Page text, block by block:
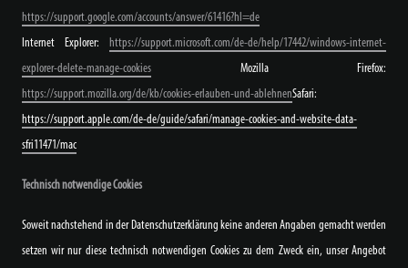
https://support.google.com/accounts/answer/61416?hl=de
Internet Explorer:
https://support.microsoft.com/de-de/help/17442/windows-internet-
explorer-delete-manage-cookies
Mozilla Firefox:
https://support.mozilla.org/de/kb/cookies-erlauben-und-ablehnenSafari:
https://support.apple.com/de-de/guide/safari/manage-cookies-and-website-data-
sfri11471/mac
Technisch notwendige Cookies
Soweit nachstehend in der Datenschutzerklärung keine anderen Angaben gemacht werden
setzen wir nur diese technisch notwendigen Cookies zu dem Zweck ein, unser Angebot